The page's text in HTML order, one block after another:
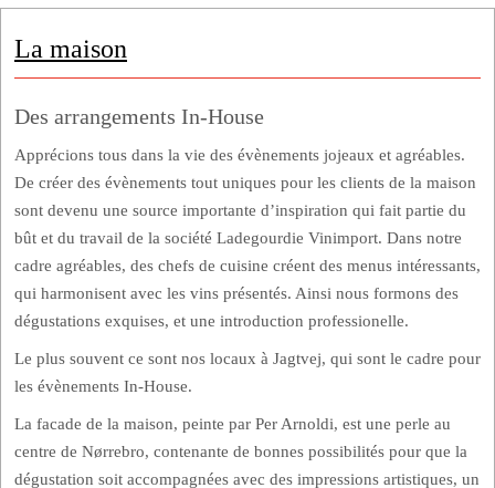
La maison
Des arrangements In-House
Apprécions tous dans la vie des évènements jojeaux et agréables.
De créer des évènements tout uniques pour les clients de la maison
sont devenu une source importante d’inspiration qui fait partie du
bût et du travail de la société Ladegourdie Vinimport. Dans notre
cadre agréables, des chefs de cuisine créent des menus intéressants,
qui harmonisent avec les vins présentés. Ainsi nous formons des
dégustations exquises, et une introduction professionelle.
Le plus souvent ce sont nos locaux à Jagtvej, qui sont le cadre pour
les évènements In-House.
La facade de la maison, peinte par Per Arnoldi, est une perle au
centre de Nørrebro, contenante de bonnes possibilités pour que la
dégustation soit accompagnées avec des impressions artistiques, un